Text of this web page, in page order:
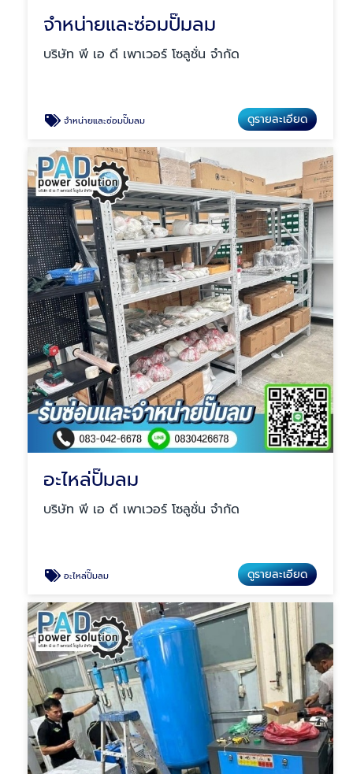
จำหน่ายและซ่อมปั๊มลม
บริษัท พี เอ ดี เพาเวอร์ โซลูชั่น จำกัด
จำหน่ายและซ่อมปั๊มลม ดูรายละเอียด
อะไหล่ปั๊มลม
บริษัท พี เอ ดี เพาเวอร์ โซลูชั่น จำกัด
อะไหล่ปั๊มลม ดูรายละเอียด